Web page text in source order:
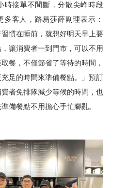
時接單不間斷，分散尖峰時段
多客人，路易莎薛副理表示：
習慣在睡前，就想好明天早上要
讓消費者一到門市，可以不用
餐，不僅節省了等待的時間，
足的時間來準備餐點。」預訂
者免排隊減少等候的時間，也
備餐點不用擔心手忙腳亂。